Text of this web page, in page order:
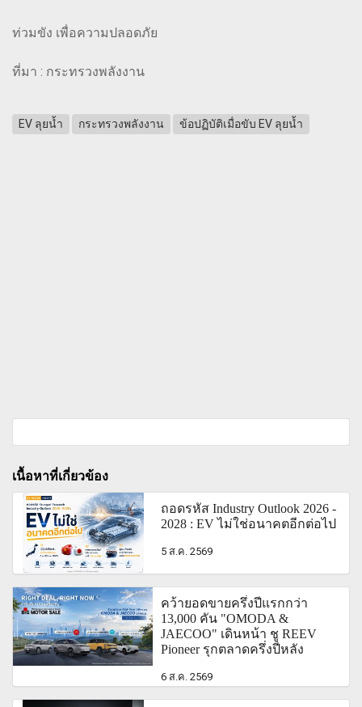
ท่วมขัง เพื่อความปลอดภัย
ที่มา : กระทรวงพลังงาน
EV ลุยน้ำ กระทรวงพลังงาน ข้อปฏิบัติเมื่อขับ EV ลุยน้ำ
เนื้อหาที่เกี่ยวข้อง
ถอดรหัส Industry Outlook 2026 -
2028 : EV ไม่ใช่อนาคตอีกต่อไป
5 ส.ค. 2569
คว้ายอดขายครึ่งปีแรกกว่า
13,000 คัน "OMODA &
JAECOO" เดินหน้า ชู REEV
Pioneer รุกตลาดครึ่งปีหลัง
6 ส.ค. 2569